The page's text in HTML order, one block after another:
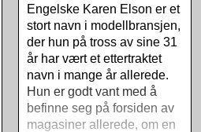
Engelske Karen Elson er et
stort navn i modellbransjen,
der hun på tross av sine 31
år har vært et ettertraktet
navn i mange år allerede.
Hun er godt vant med å
befinne seg på forsiden av
magasiner allerede, om en